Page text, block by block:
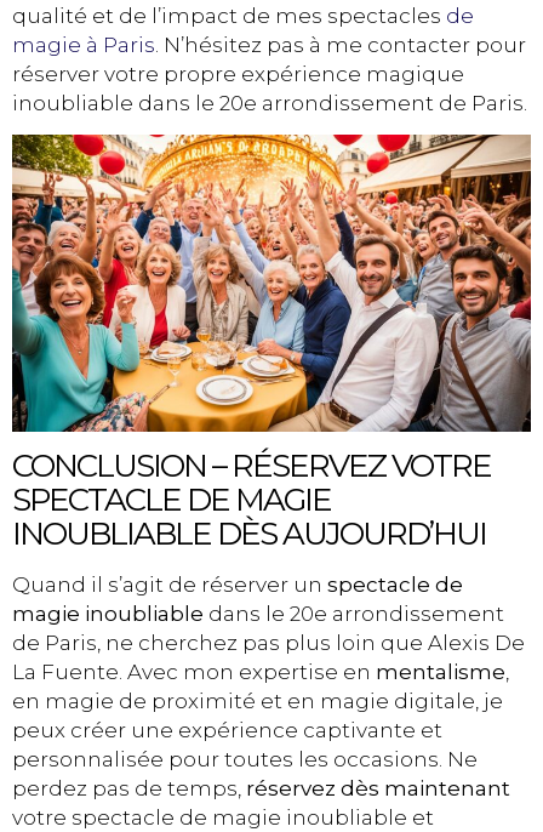
qualité et de l’impact de mes spectacles de
magie à Paris . N’hésitez pas à me contacter pour
réserver votre propre expérience magique
inoubliable dans le 20e arrondissement de Paris.
CONCLUSION – RÉSERVEZ VOTRE
SPECTACLE DE MAGIE
INOUBLIABLE DÈS AUJOURD’HUI
Quand il s’agit de réserver un spectacle de
magie inoubliable dans le 20e arrondissement
de Paris, ne cherchez pas plus loin que Alexis De
La Fuente. Avec mon expertise en mentalisme,
en magie de proximité et en magie digitale, je
peux créer une expérience captivante et
personnalisée pour toutes les occasions. Ne
perdez pas de temps, réservez dès maintenant
votre spectacle de magie inoubliable et